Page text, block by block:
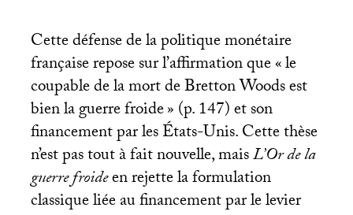
Cette défense de la politique monétaire
française repose sur l’affirmation que «le
coupable de la mort de Bretton Woods est
bien la guerre froide» (p. 147) et son
financement par les États-Unis. Cette thèse
n’est pas tout à fait nouvelle, maisL’Or de la
guerre froideen rejette la formulation
classique liée au financement par le levier